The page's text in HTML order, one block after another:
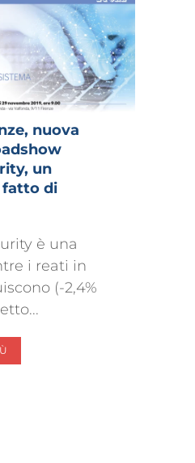
nuova
un
fatto di
è una
i reati in
(-2,4%